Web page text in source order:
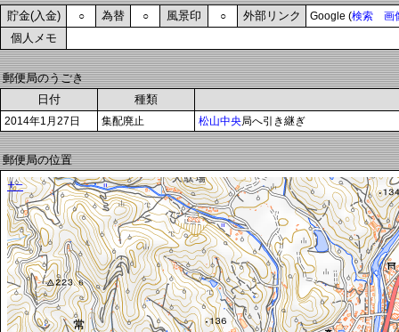
貯金(入金) ○ 為替 ○ 風景印 ○ 外部リンク Google (検索 画
個人メモ
郵便局のうごき
日付
種類
2014年1月27日 集配廃止 松山中央局へ引き継ぎ
郵便局の位置